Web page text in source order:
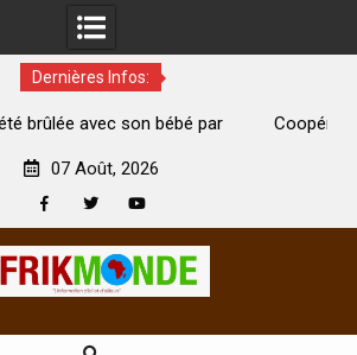
Dernières Infos:
par
Coopération: Le ministre Indien
07 Août, 2026